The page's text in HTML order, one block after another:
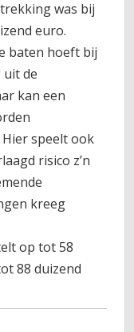
was bij
euro.
baten hoeft bij
de
kan een
speelt ook
risico z’n
kreeg
op tot 58
88 duizend